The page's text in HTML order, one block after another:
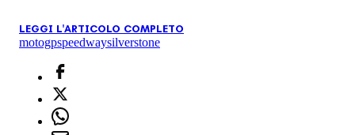
LEGGI L'ARTICOLO COMPLETO
motogpspeedwaysilverstone